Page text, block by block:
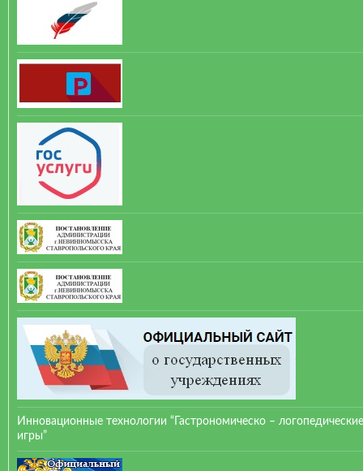
Инновационные технологии “Гастрономическо – логопедические
игры”